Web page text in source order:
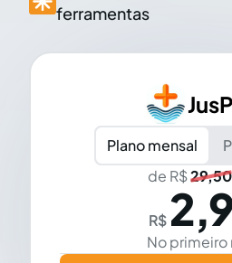
ferramentas
Plano mensal
de R$29,50
R$
No primeiro